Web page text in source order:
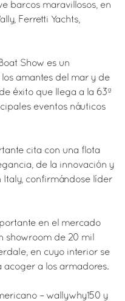
barcos maravillosos, en
Ferretti Yachts,
Show es un
amantes del mar y de
éxito que llega a la 63ª
eventos náuticos
cita con una flota
de la innovación y
Italy, confirmándose líder
en el mercado
showroom de 20 mil
en cuyo interior se
acoger a los armadores.
– wallywhy150 y